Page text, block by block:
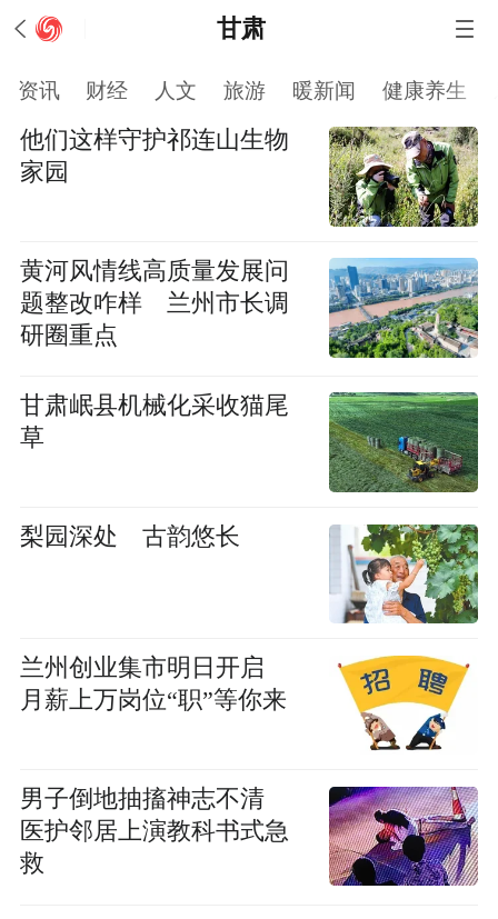
甘肃
资讯 财经 人文 旅游 暖新闻 健康养生
他们这样守护祁连山生物
家园
黄河风情线高质量发展问
题整改咋样 兰州市长调
研圈重点
甘肃岷县机械化采收猫尾
草
梨园深处 古韵悠长
兰州创业集市明日开启
月薪上万岗位“职”等你来
男子倒地抽搐神志不清
医护邻居上演教科书式急
救